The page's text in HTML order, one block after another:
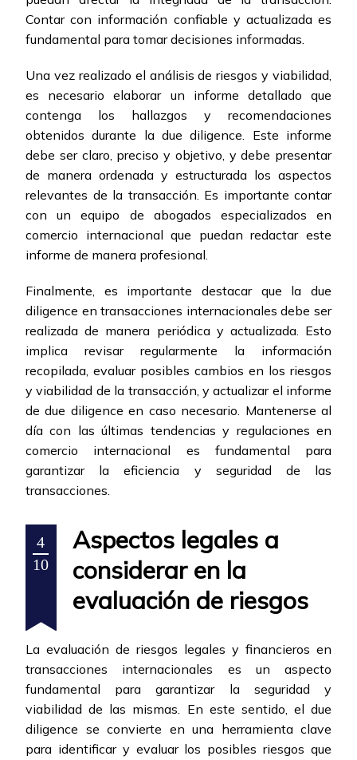
Contar con información confiable y actualizada es
fundamental para tomar decisiones informadas.
Una vez realizado el análisis de riesgos y viabilidad,
es necesario elaborar un informe detallado que
contenga los hallazgos y recomendaciones
obtenidos durante la due diligence. Este informe
debe ser claro, preciso y objetivo, y debe presentar
de manera ordenada y estructurada los aspectos
relevantes de la transacción. Es importante contar
con un equipo de abogados especializados en
comercio internacional que puedan redactar este
informe de manera profesional.
Finalmente, es importante destacar que la due
diligence en transacciones internacionales debe ser
realizada de manera periódica y actualizada. Esto
implica revisar regularmente la información
recopilada, evaluar posibles cambios en los riesgos
y viabilidad de la transacción, y actualizar el informe
de due diligence en caso necesario. Mantenerse al
día con las últimas tendencias y regulaciones en
comercio internacional es fundamental para
garantizar la eficiencia y seguridad de las
transacciones.
4
10
Aspectos legales a
considerar en la
evaluación de riesgos
La evaluación de riesgos legales y financieros en
transacciones internacionales es un aspecto
fundamental para garantizar la seguridad y
viabilidad de las mismas. En este sentido, el due
diligence se convierte en una herramienta clave
para identificar y evaluar los posibles riesgos que